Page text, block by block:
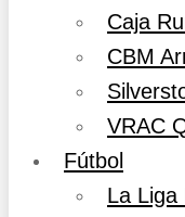
Caja
CBM
VRAC
Fútbol
La Liga